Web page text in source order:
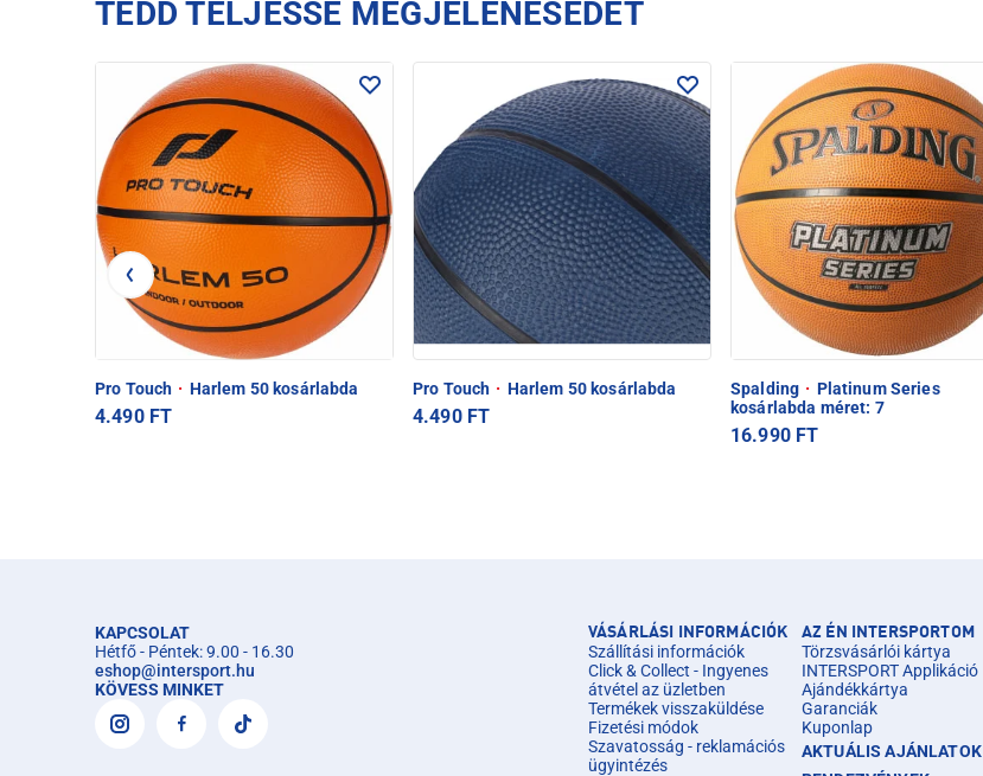
TEDD TELJESSÉ MEGJELENÉSEDET
Pro Touch · Harlem 50 kosárlabda
4.490 FT
Pro Touch · Harlem 50 kosárlabda
4.490 FT
Spalding · Platinum Series
kosárlabda méret: 7
16.990 FT
KAPCSOLAT
Hétfő - Péntek: 9.00 - 16.30
eshop@intersport.hu
KÖVESS MINKET
VÁSÁRLÁSI INFORMÁCIÓK
Szállítási információk
Click & Collect - Ingyenes
átvétel az üzletben
Termékek visszaküldése
Fizetési módok
Szavatosság - reklamációs
ügyintézés
AZ ÉN INTERSPORTOM
Törzsvásárlói kártya
INTERSPORT Applikáció
Ajándékkártya
Garanciák
Kuponlap
AKTUÁLIS AJÁNLATOK